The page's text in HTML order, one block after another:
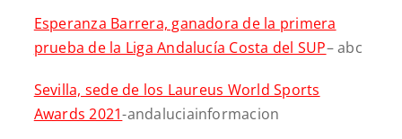
Esperanza Barrera, ganadora de la primera
prueba de la Liga Andalucía Costa del SUP– abc
Sevilla, sede de los Laureus World Sports
Awards 2021-andaluciainformacion